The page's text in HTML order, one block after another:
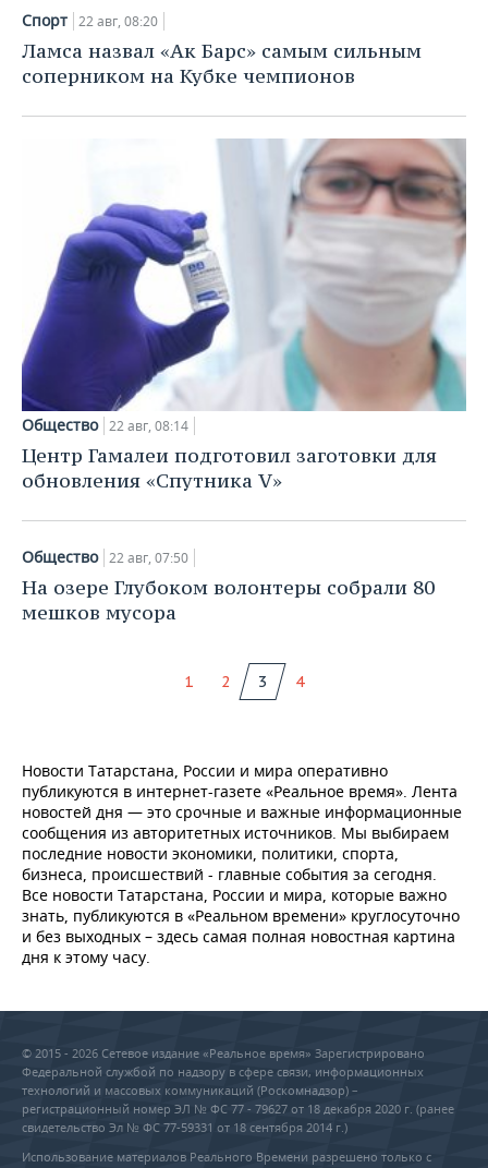
Спорт 22 авг, 08:20
Ламса назвал «Ак Барс» самым сильным
соперником на Кубке чемпионов
Общество 22 авг, 08:14
Центр Гамалеи подготовил заготовки для
обновления «Спутника V»
Общество 22 авг, 07:50
На озере Глубоком волонтеры собрали 80
мешков мусора
1 2 3 4
Новости Татарстана, России и мира оперативно
публикуются в интернет-газете «Реальное время». Лента
новостей дня — это срочные и важные информационные
сообщения из авторитетных источников. Мы выбираем
последние новости экономики, политики, спорта,
бизнеса, происшествий - главные события за сегодня.
Все новости Татарстана, России и мира, которые важно
знать, публикуются в «Реальном времени» круглосуточно
и без выходных – здесь самая полная новостная картина
дня к этому часу.
© 2015 - 2026 Сетевое издание «Реальное время» Зарегистрировано
Федеральной службой по надзору в сфере связи, информационных
технологий и массовых коммуникаций (Роскомнадзор) –
регистрационный номер ЭЛ № ФС 77 - 79627 от 18 декабря 2020 г. (ранее
свидетельство Эл № ФС 77-59331 от 18 сентября 2014 г.)
Использование материалов Реального Времени разрешено только с